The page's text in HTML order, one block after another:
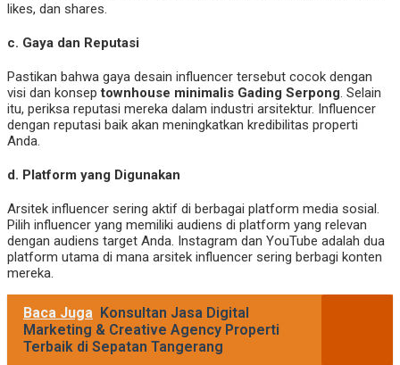
likes, dan shares.
c. Gaya dan Reputasi
Pastikan bahwa gaya desain influencer tersebut cocok dengan
visi dan konseptownhouse minimalis Gading Serpong. Selain
itu, periksa reputasi mereka dalam industri arsitektur. Influencer
dengan reputasi baik akan meningkatkan kredibilitas properti
Anda.
d. Platform yang Digunakan
Arsitek influencer sering aktif di berbagai platform media sosial.
Pilih influencer yang memiliki audiens di platform yang relevan
dengan audiens target Anda. Instagram dan YouTube adalah dua
platform utama di mana arsitek influencer sering berbagi konten
mereka.
Baca Juga Konsultan Jasa Digital
Marketing & Creative Agency Properti
Terbaik di Sepatan Tangerang